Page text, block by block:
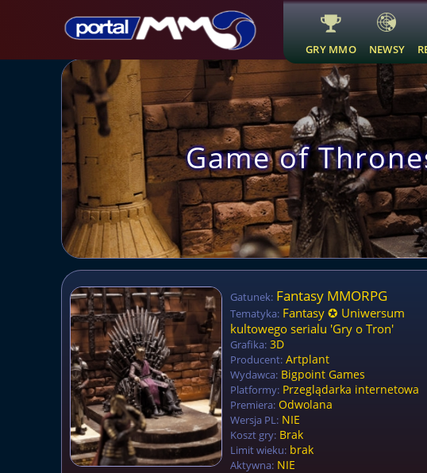
GRY MMO NEWSY
Game of
Gatunek: Fantasy MMORPG
Tematyka: Fantasy ✪ Uniwersum
kultowego serialu 'Gry o Tron'
Grafika: 3D
Producent: Artplant
Wydawca: Bigpoint Games
Platformy: Przeglądarka internetowa
Premiera: Odwolana
Wersja PL: NIE
Koszt gry: Brak
Limit wieku: brak
Aktywna: NIE